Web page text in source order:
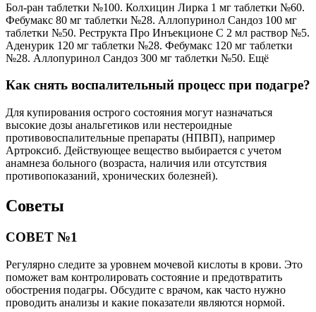
Бол-ран таблетки №100. Колхицин Лирка 1 мг таблетки №60.
Фебумакс 80 мг таблетки №28. Аллопуринол Сандоз 100 мг
таблетки №50. Реструкта Про Инъекционе С 2 мл раствор №5.
Аденурик 120 мг таблетки №28. Фебумакс 120 мг таблетки
№28. Аллопуринол Сандоз 300 мг таблетки №50. Ещё
Как снять воспалительный процесс при подагре?
Для купирования острого состояния могут назначаться
высокие дозы анальгетиков или нестероидные
противовоспалительные препараты (НПВП), например
Артроксиб. Действующее вещество выбирается с учетом
анамнеза больного (возраста, наличия или отсутствия
противопоказаний, хронических болезней).
Советы
СОВЕТ №1
Регулярно следите за уровнем мочевой кислоты в крови. Это
поможет вам контролировать состояние и предотвратить
обострения подагры. Обсудите с врачом, как часто нужно
проводить анализы и какие показатели являются нормой.